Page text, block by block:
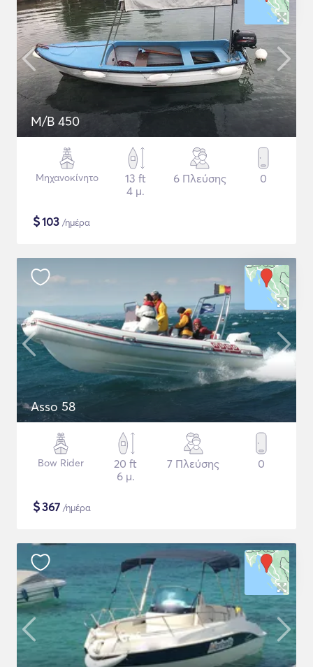
M/B 450
Μηχανοκίνητο
13 ft
4 μ.
6 Πλεύσης 0
$103 /ημέρα
Asso 58
Bow Rider
20 ft
6 μ.
7 Πλεύσης 0
$367 /ημέρα